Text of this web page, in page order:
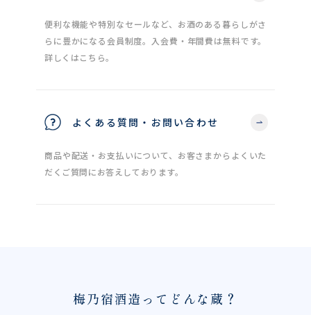
便利な機能や特別なセールなど、お酒のある暮らしがさ
らに豊かになる会員制度。入会費・年間費は無料です。
詳しくはこちら。
よくある質問・お問い合わせ
商品や配送・お支払いについて、お客さまからよくいた
だくご質問にお答えしております。
梅乃宿酒造ってどんな蔵？